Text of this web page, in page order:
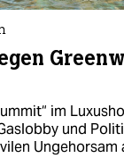
im
und
Ungehorsam